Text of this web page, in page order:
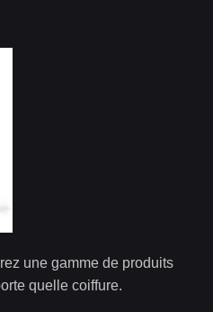
une gamme de produits
quelle coiffure.